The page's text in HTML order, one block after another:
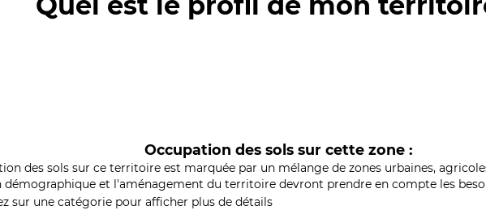
Occupation des sols sur cette zone :
des sols sur ce territoire est marquée par un mélange de zones urbaines,
démographique et l'aménagement du territoire devront prendre en compte les
sur une catégorie pour afficher plus de détails